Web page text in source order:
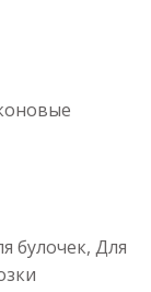
булочек, Для